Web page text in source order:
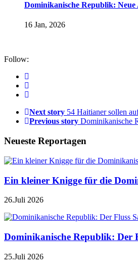
Dominikanische Republik:
16 Jan, 2026
Follow:
Next story 54 Haitianer sollen
Previous story Dominikanische
Neueste Reportagen
Ein kleiner Knigge für die
26.Juli 2026
Dominikanische Republik: Der
25.Juli 2026